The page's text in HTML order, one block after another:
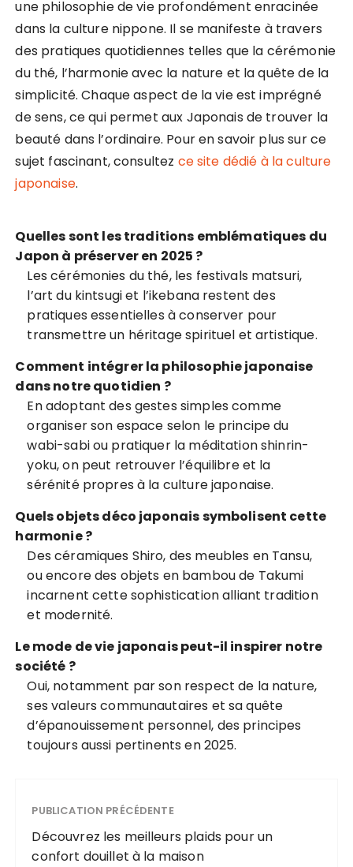
une philosophie de vie profondément enracinée
dans la culture nippone. Il se manifeste à travers
des pratiques quotidiennes telles que la cérémonie
du thé, l’harmonie avec la nature et la quête de la
simplicité. Chaque aspect de la vie est imprégné
de sens, ce qui permet aux Japonais de trouver la
beauté dans l’ordinaire. Pour en savoir plus sur ce
sujet fascinant, consultez ce site dédié à la culture
japonaise.
Quelles sont les traditions emblématiques du
Japon à préserver en 2025 ?
Les cérémonies du thé, les festivals matsuri,
l’art du kintsugi et l’ikebana restent des
pratiques essentielles à conserver pour
transmettre un héritage spirituel et artistique.
Comment intégrer la philosophie japonaise
dans notre quotidien ?
En adoptant des gestes simples comme
organiser son espace selon le principe du
wabi-sabi ou pratiquer la méditation shinrin-
yoku, on peut retrouver l’équilibre et la
sérénité propres à la culture japonaise.
Quels objets déco japonais symbolisent cette
harmonie ?
Des céramiques Shiro, des meubles en Tansu,
ou encore des objets en bambou de Takumi
incarnent cette sophistication alliant tradition
et modernité.
Le mode de vie japonais peut-il inspirer notre
société ?
Oui, notamment par son respect de la nature,
ses valeurs communautaires et sa quête
d’épanouissement personnel, des principes
toujours aussi pertinents en 2025.
PUBLICATION PRÉCÉDENTE
Découvrez les meilleurs plaids pour un
confort douillet à la maison